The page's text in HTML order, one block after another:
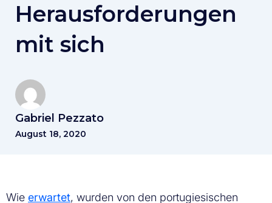
Herausforderungen
mit sich
Gabriel Pezzato
August 18, 2020
Wie erwartet, wurden von den portugiesischen